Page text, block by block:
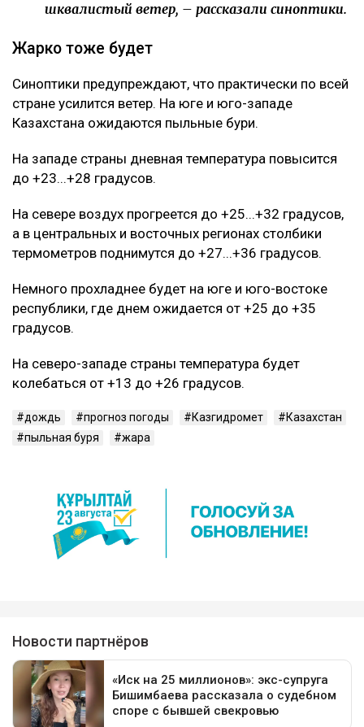
шквалистый ветер, – рассказали синоптики.
Жарко тоже будет
Синоптики предупреждают, что практически по всей
стране усилится ветер. На юге и юго-западе
Казахстана ожидаются пыльные бури.
На западе страны дневная температура повысится
до +23...+28 градусов.
На севере воздух прогреется до +25...+32 градусов,
а в центральных и восточных регионах столбики
термометров поднимутся до +27...+36 градусов.
Немного прохладнее будет на юге и юго-востоке
республики, где днем ожидается от +25 до +35
градусов.
На северо-западе страны температура будет
колебаться от +13 до +26 градусов.
дождь прогноз погоды Казгидромет
Казахстан
пыльная буря
жара